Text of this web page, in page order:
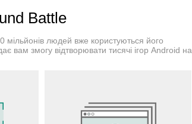
Battle
людей вже користуються його
вам змогу відтворювати тисячі ігор Android на